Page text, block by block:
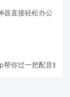
器直接轻松办公
你过一把配音瘾